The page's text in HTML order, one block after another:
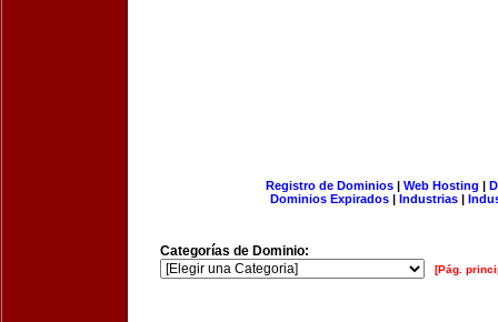
Registro de Dominios| Web Hosting |
Dominios Expirados | Industrias |
Categorías de Dominio:
[Pág.